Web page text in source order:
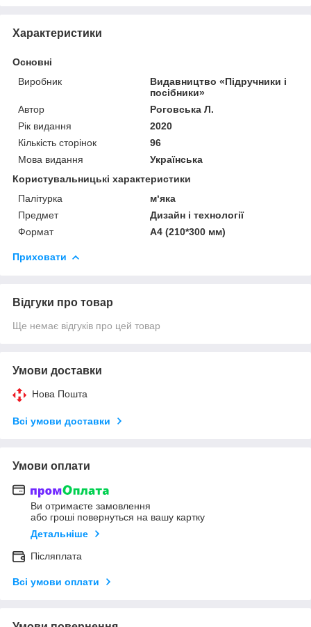
Характеристики
Основні
Виробник
Видавництво «Підручники і
посібники»
Автор
Роговська Л.
Рік видання
2020
Кількість сторінок
96
Мова видання
Українська
Користувальницькі характеристики
Палітурка
м‘яка
Предмет
Дизайн і технології
Формат
А4 (210*300 мм)
Приховати
Відгуки про товар
Ще немає відгуків про цей товар
Умови доставки
Нова Пошта
Всі умови доставки
Умови оплати
Ви отримаєте замовлення
або гроші повернуться на вашу картку
Детальніше
Післяплата
Всі умови оплати